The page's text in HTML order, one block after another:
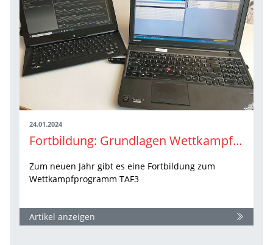
24.01.2024
Fortbildung: Grundlagen Wettkampfbüro
Zum neuen Jahr gibt es eine Fortbildung zum
Wettkampfprogramm TAF3
Artikel anzeigen